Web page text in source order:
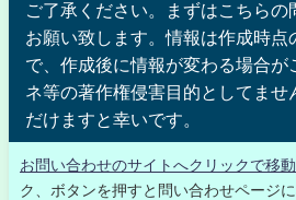
ご了承ください。まずはこちらの
お願い致します。情報は作成時点
で、作成後に情報が変わる場合が
ネ等の著作権侵害目的としてませ
だけますと幸いです。
お問い合わせのサイトへクリックで移
ク、ボタンを押すと問い合わせページ